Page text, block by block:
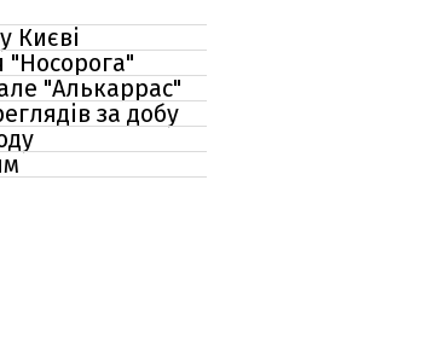
Києві
"Носорога"
"Алькаррас"
за добу